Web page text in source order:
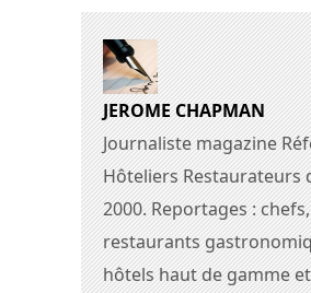
JEROME CHAPMAN
Journaliste magazine
Hôteliers Restaurateurs
2000. Reportages : chefs,
restaurants
hôtels haut de gamme et